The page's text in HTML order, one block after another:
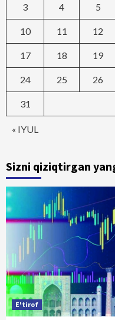
« IYUL
3 4 5
10 11 12
17 18 19
24 25 26
31
Sizni qiziqtirgan
E'tirof